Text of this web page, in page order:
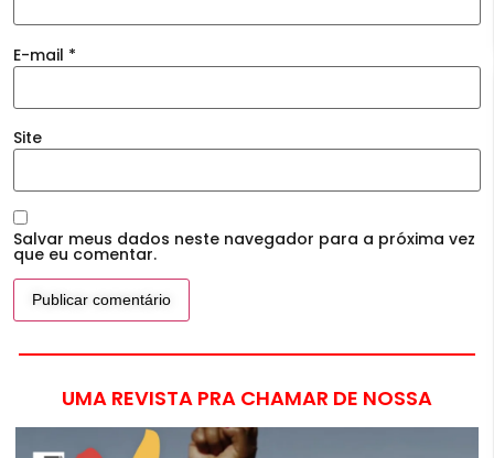
E-mail *
Site
Salvar meus dados neste navegador para a próxima vez
que eu comentar.
UMA REVISTA PRA CHAMAR DE NOSSA